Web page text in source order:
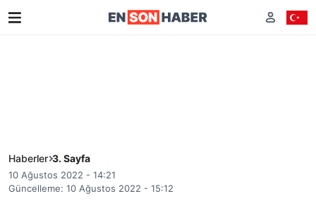
Haberler 3. Sayfa
10 Ağustos 2022 - 14:21
Güncelleme: 10 Ağustos 2022 - 15:12